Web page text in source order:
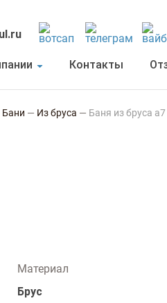
Контакты
Бани — Из бруса — Баня из бруса а7
Материал
Брус